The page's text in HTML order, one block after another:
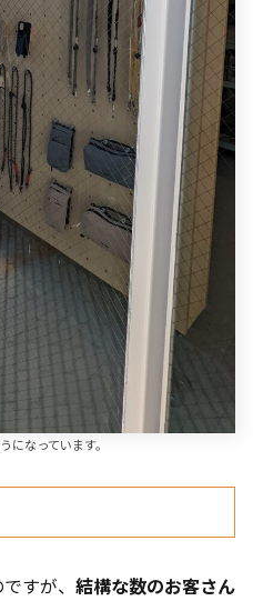
になっています。
すが、 結構な数のお客さん